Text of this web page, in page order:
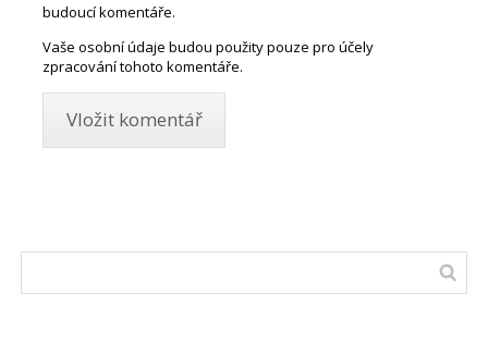
budoucí komentáře.
Vaše osobní údaje budou použity pouze pro účely
zpracování tohoto komentáře.